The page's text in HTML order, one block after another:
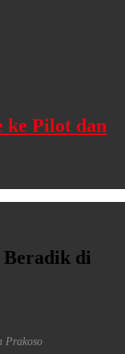
ke Pilot dan
di
Prakoso